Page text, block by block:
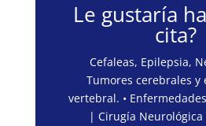
Le gustaría
cita?
Cefaleas, Epilepsia,
Tumores cerebrales y
vertebral. •
| Cirugía Neurológica